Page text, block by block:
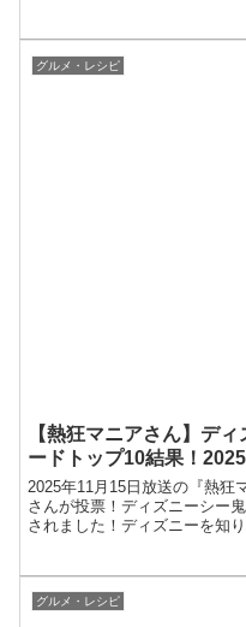
ピが特集されました。コンビ
食べ続けて、何キロ痩せるの
レシピ３大コンビニダイエ...
グルメ・レシピ
【熱狂マニアさん】デ
ードトップ10結果！
2025年11月15日放送の『熱狂
さんが投票！ディズニーシー
されました！ディズニーを知
は…？この記事では、ディズ
の魅力や販売場所、番組での
す！「ディズニーに行ったら...
グルメ・レシピ